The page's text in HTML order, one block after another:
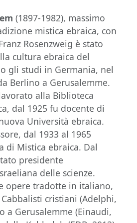
(1897-1982), massimo
mistica ebraica, con
Rosenzweig è stato
cultura ebraica del
gli studi in Germania, nel
Berlino a Gerusalemme.
alla Biblioteca
dal 1925 fu docente di
Università ebraica.
dal 1933 al 1965
di Mistica ebraica. Dal
presidente
delle scienze.
opere tradotte in italiano,
cristiani (Adelphi,
a Gerusalemme (Einaudi,